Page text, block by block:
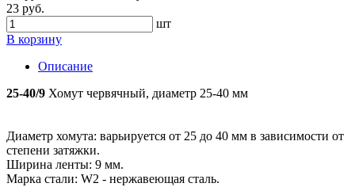
23 руб.
шт
В корзину
Описание
25-40/9 Хомут червячный, диаметр 25-40 мм
Диаметр хомута: варьируется от 25 до 40 мм в зависимости от
степени затяжки.
Ширина ленты: 9 мм.
Марка стали: W2 - нержавеющая сталь.